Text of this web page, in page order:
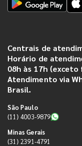
Centrais de
Horário de
08h às 17h
Atendimento via
Brasil.
São Paulo
(11) 4003-9879
Minas Gerais
(31) 2391-4791